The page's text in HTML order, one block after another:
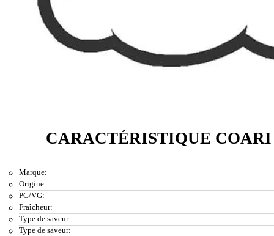
CARACTÉRISTIQUE
Marque:
Origine:
PG/VG:
Fraîcheur:
Type de saveur:
Type de saveur: